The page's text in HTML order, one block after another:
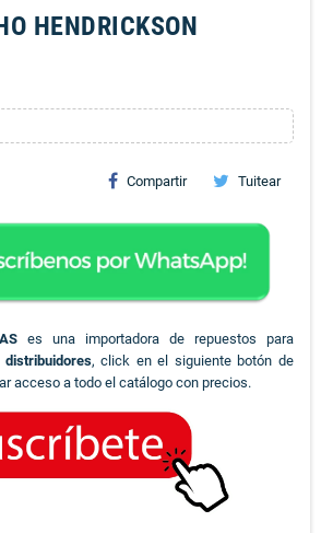
HENDRICKSON
Compartir Tuitear
es una importadora de repuestos para
, click en el siguiente botón de
acceso a todo el catálogo con precios.